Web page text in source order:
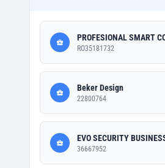
PROFESIONAL SMART
RO35181732
Beker Design
22800764
EVO SECURITY
36667952